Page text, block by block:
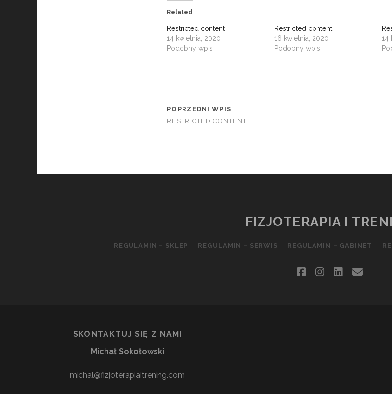
Related
Restricted content
14 kwietnia, 2020
Podobny wpis
Restricted content
16 kwietnia, 2020
Podobny wpis
14
POPRZEDNI WPIS
RESTRICTED CONTENT
FIZJOTERAPIA I
REGULAMIN – SKLEP REGULAMIN – SERWIS REGULAMIN – GABINET
facebookinstagram
linkedin
email
SKONTAKTUJ SIĘ Z NAMI
Michał Sokołowski
michal@fizjoterapiaitrening.com